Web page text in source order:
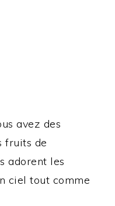
avez des
fruits de
adorent les
ciel tout comme